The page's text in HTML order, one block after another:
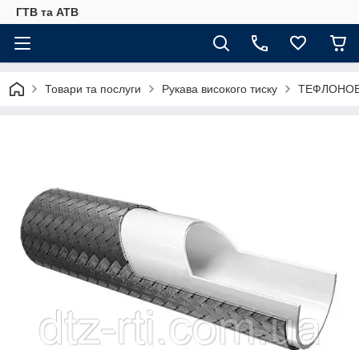
ГТВ та АТВ
Товари та послуги Рукава високого тиску